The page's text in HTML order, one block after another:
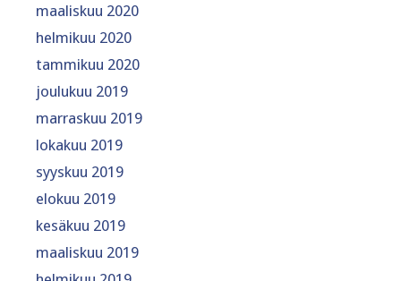
maaliskuu 2020
helmikuu 2020
tammikuu 2020
joulukuu 2019
marraskuu 2019
lokakuu 2019
syyskuu 2019
elokuu 2019
kesäkuu 2019
maaliskuu 2019